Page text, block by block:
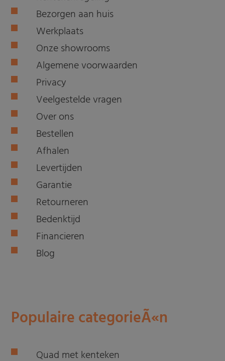
Bezorgen aan huis
Werkplaats
Onze showrooms
Algemene voorwaarden
Privacy
Veelgestelde vragen
Over ons
Bestellen
Afhalen
Levertijden
Garantie
Retourneren
Bedenktijd
Financieren
Blog
Populaire categorieÃ«n
Quad met kenteken